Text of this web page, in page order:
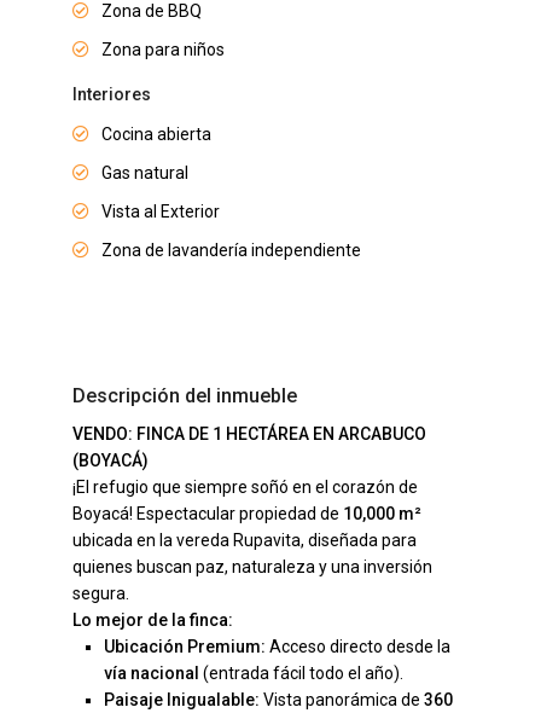
Zona de BBQ
Zona para niños
Interiores
Cocina abierta
Gas natural
Vista al Exterior
Zona de lavandería independiente
Descripción del inmueble
VENDO: FINCA DE 1 HECTÁREA EN ARCABUCO
(BOYACÁ)
¡El refugio que siempre soñó en el corazón de
Boyacá! Espectacular propiedad de 10,000 m²
ubicada en la vereda Rupavita, diseñada para
quienes buscan paz, naturaleza y una inversión
segura.
Lo mejor de la finca:
Ubicación Premium: Acceso directo desde la
vía nacional (entrada fácil todo el año).
Paisaje Inigualable: Vista panorámica de360